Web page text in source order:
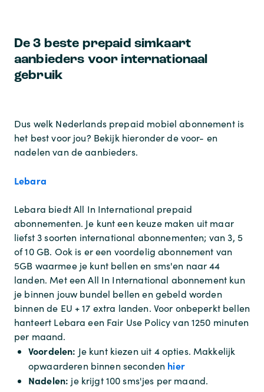
De 3 beste prepaid simkaart
aanbieders voor internationaal
gebruik
Dus welk Nederlands prepaid mobiel abonnement is
het best voor jou? Bekijk hieronder de voor- en
nadelen van de aanbieders.
Lebara
Lebara biedt All In International prepaid
abonnementen. Je kunt een keuze maken uit maar
liefst 3 soorten international abonnementen; van 3, 5
of 10 GB. Ook is er een voordelig abonnement van
5GB waarmee je kunt bellen en sms'en naar 44
landen. Met een All In International abonnement kun
je binnen jouw bundel bellen en gebeld worden
binnen de EU + 17 extra landen. Voor onbeperkt bellen
hanteert Lebara een Fair Use Policy van 1250 minuten
per maand.
Voordelen: Je kunt kiezen uit 4 opties. Makkelijk
opwaarderen binnen seconden hier
Nadelen: je krijgt 100 sms'jes per maand.